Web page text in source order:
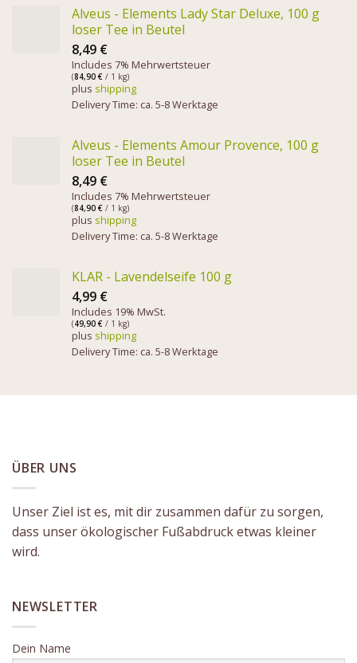
Alveus - Elements Lady Star Deluxe, 100 g
loser Tee in Beutel
8,49 €
Includes 7% Mehrwertsteuer
(84,90 € / 1 kg)
plus shipping
Delivery Time: ca. 5-8 Werktage
Alveus - Elements Amour Provence, 100 g
loser Tee in Beutel
8,49 €
Includes 7% Mehrwertsteuer
(84,90 € / 1 kg)
plus shipping
Delivery Time: ca. 5-8 Werktage
KLAR - Lavendelseife 100 g
4,99 €
Includes 19% MwSt.
(49,90 € / 1 kg)
plus shipping
Delivery Time: ca. 5-8 Werktage
ÜBER UNS
Unser Ziel ist es, mit dir zusammen dafür zu sorgen,
dass unser ökologischer Fußabdruck etwas kleiner
wird.
NEWSLETTER
Dein Name